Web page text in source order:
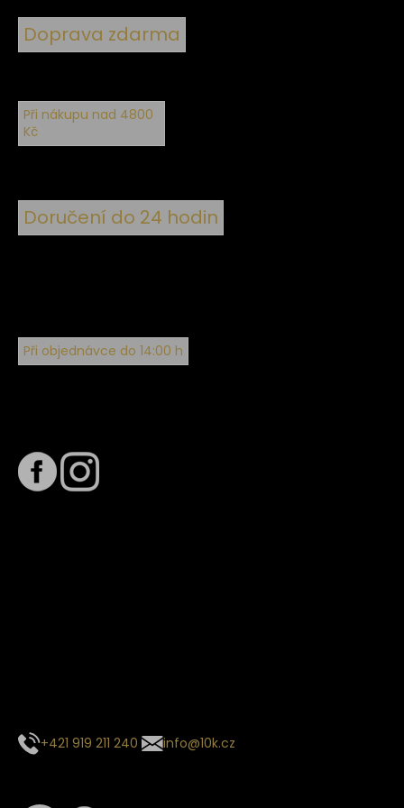
Doprava zdarma
Při nákupu nad 4800
Kč
Doručení do 24 hodin
Při objednávce do 14:00 h
+421 919 211 240 info@10k.cz